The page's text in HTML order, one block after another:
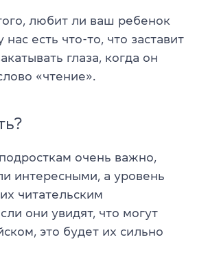
любит ли ваш ребенок
нас есть что-то, что заставит
глаза, когда он
«чтение».
очень важно,
интересными, а уровень
читательским
они увидят, что могут
это будет их сильно